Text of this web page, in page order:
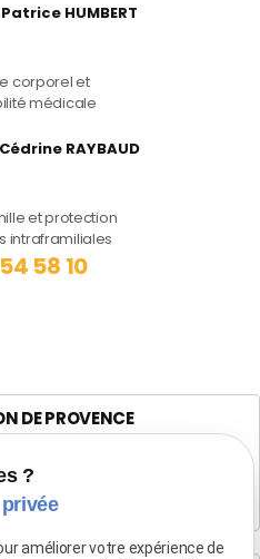
HUMBERT
corporel et
médicale
RAYBAUD
et protection
intraframiliales
58 10
DE PROVENCE
Foch
PROVENCE
?
améliorer votre expérience de